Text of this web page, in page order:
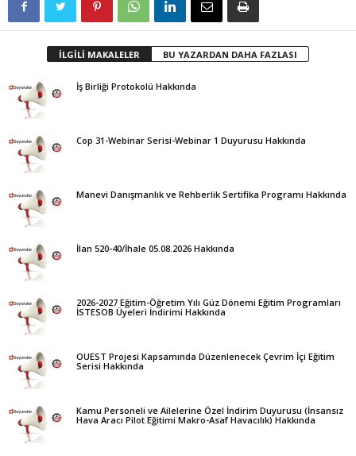
İLGİLİ MAKALELER BU YAZARDAN DAHA FAZLASI
İş Birliği Protokolü Hakkında
Cop 31-Webinar Serisi-Webinar 1 Duyurusu Hakkında
Manevi Danışmanlık ve Rehberlik Sertifika Programı Hakkında
İlan 520-40/İhale 05.08.2026 Hakkında
2026-2027 Eğitim-Öğretim Yılı Güz Dönemi Eğitim Programları
İSTESOB Üyeleri İndirimi Hakkında
OUEST Projesi Kapsamında Düzenlenecek Çevrim İçi Eğitim
Serisi Hakkında
Kamu Personeli ve Ailelerine Özel İndirim Duyurusu (İnsansız
Hava Aracı Pilot Eğitimi Makro-Asaf Havacılık) Hakkında